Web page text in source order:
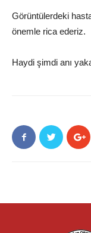
Görüntülerdeki
önemle rica ederiz.
Haydi şimdi anı